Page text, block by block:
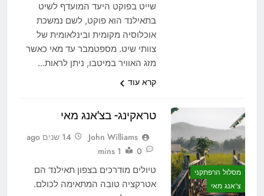
שייט בפוקט היעד המועדף לשיט
בתאילנד הוא פוקט, לשם נמשכת
אוכלוסיה מקומית ובינלאומית של
צוותי שיט. מספטמבר עד מאי כאשר
מזג האוויר במיטבו, ניתן לראות…
קרא עוד
מסלול הרפתקני
צ'אנג מאי
טראקינג- בצ'אנג מאי
John Williams
14 שנים ago
0
1 mins
טיולים מודרכים בצפון תאילנד הם
אטרקציה טובה המתאימה לכולם.